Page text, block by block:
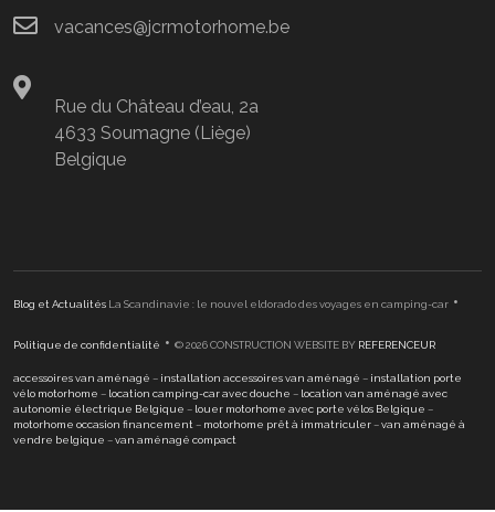
vacances@jcrmotorhome.be
Rue du Château d’eau, 2a
4633 Soumagne (Liège)
Belgique
Blog et Actualités La Scandinavie : le nouvel eldorado des voyages en camping-car •
Politique de confidentialité • © 2026 CONSTRUCTION WEBSITE BY REFERENCEUR
accessoires van aménagé – installation accessoires van aménagé – installation porte
vélo motorhome – location camping-car avec douche – location van aménagé avec
autonomie électrique Belgique – louer motorhome avec porte vélos Belgique –
motorhome occasion financement– motorhome prêt à immatriculer–van aménagé à
vendre belgique –van aménagé compact